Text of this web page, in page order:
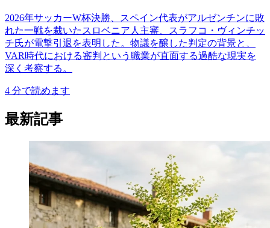
2026年サッカーW杯決勝、スペイン代表がアルゼンチンに敗
れた一戦を裁いたスロベニア人主審、スラフコ・ヴィンチッ
チ氏が電撃引退を表明した。物議を醸した判定の背景と、
VAR時代における審判という職業が直面する過酷な現実を
深く考察する。
4 分で読めます
最新記事